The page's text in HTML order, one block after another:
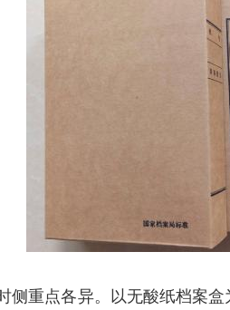
重点各异。以无酸纸档案